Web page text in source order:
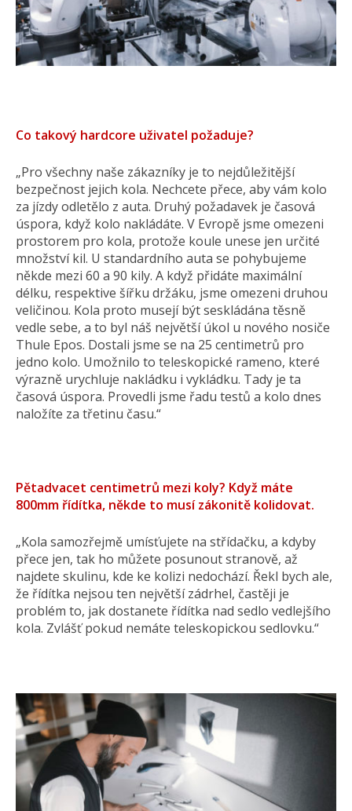
Co takový hardcore uživatel požaduje?
„Pro všechny naše zákazníky je to nejdůležitější
bezpečnost jejich kola. Nechcete přece, aby vám kolo
za jízdy odletělo z auta. Druhý požadavek je časová
úspora, když kolo nakládáte. V Evropě jsme omezeni
prostorem pro kola, protože koule unese jen určité
množství kil. U standardního auta se pohybujeme
někde mezi 60 a 90 kily. A když přidáte maximální
délku, respektive šířku držáku, jsme omezeni druhou
veličinou. Kola proto musejí být seskládána těsně
vedle sebe, a to byl náš největší úkol u nového nosiče
Thule Epos. Dostali jsme se na 25 centimetrů pro
jedno kolo. Umožnilo to teleskopické rameno, které
výrazně urychluje nakládku i vykládku. Tady je ta
časová úspora. Provedli jsme řadu testů a kolo dnes
naložíte za třetinu času.“
Pětadvacet centimetrů mezi koly? Když máte
800mm řídítka, někde to musí zákonitě kolidovat.
„Kola samozřejmě umísťujete na střídačku, a kdyby
přece jen, tak ho můžete posunout stranově, až
najdete skulinu, kde ke kolizi nedochází. Řekl bych ale,
že řídítka nejsou ten největší zádrhel, častěji je
problém to, jak dostanete řídítka nad sedlo vedlejšího
kola. Zvlášť pokud nemáte teleskopickou sedlovku.“